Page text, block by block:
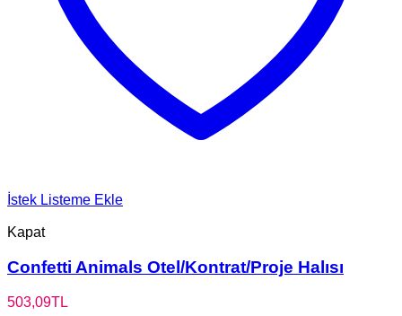
İstek Listeme Ekle
Kapat
Confetti Animals Otel/Kontrat/Proje Halısı
503,09TL